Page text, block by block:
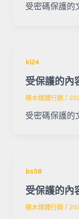
受密碼保護的
kl24
受保護的
積木媒體行銷 /
受密碼保護的
bs58
受保護的
積木媒體行銷 /